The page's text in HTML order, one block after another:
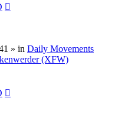
» in Daily Movements
(XFW)